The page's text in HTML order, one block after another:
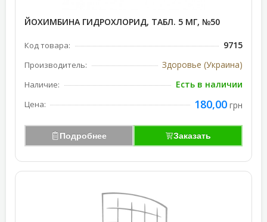
ЙОХИМБИНА ГИДРОХЛОРИД, ТАБЛ. 5 МГ, №50
Код товара: 9715
Производитель: Здоровье (Украина)
Наличие: Есть в наличии
Цена: 180,00 грн
Подробнее Заказать